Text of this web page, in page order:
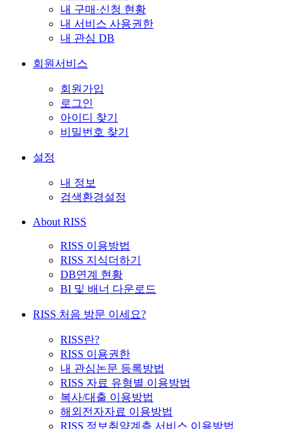
내 구매·신청 현황
내 서비스 사용권한
내 관심 DB
회원서비스
회원가입
로그인
아이디 찾기
비밀번호 찾기
설정
내 정보
검색환경설정
About RISS
RISS 이용방법
RISS 지식더하기
DB연계 현황
BI 및 배너 다운로드
RISS 처음 방문 이세요?
RISS란?
RISS 이용권한
내 관심논문 등록방법
RISS 자료 유형별 이용방법
복사/대출 이용방법
해외전자자료 이용방법
RISS 정보취약계층 서비스 이용방법